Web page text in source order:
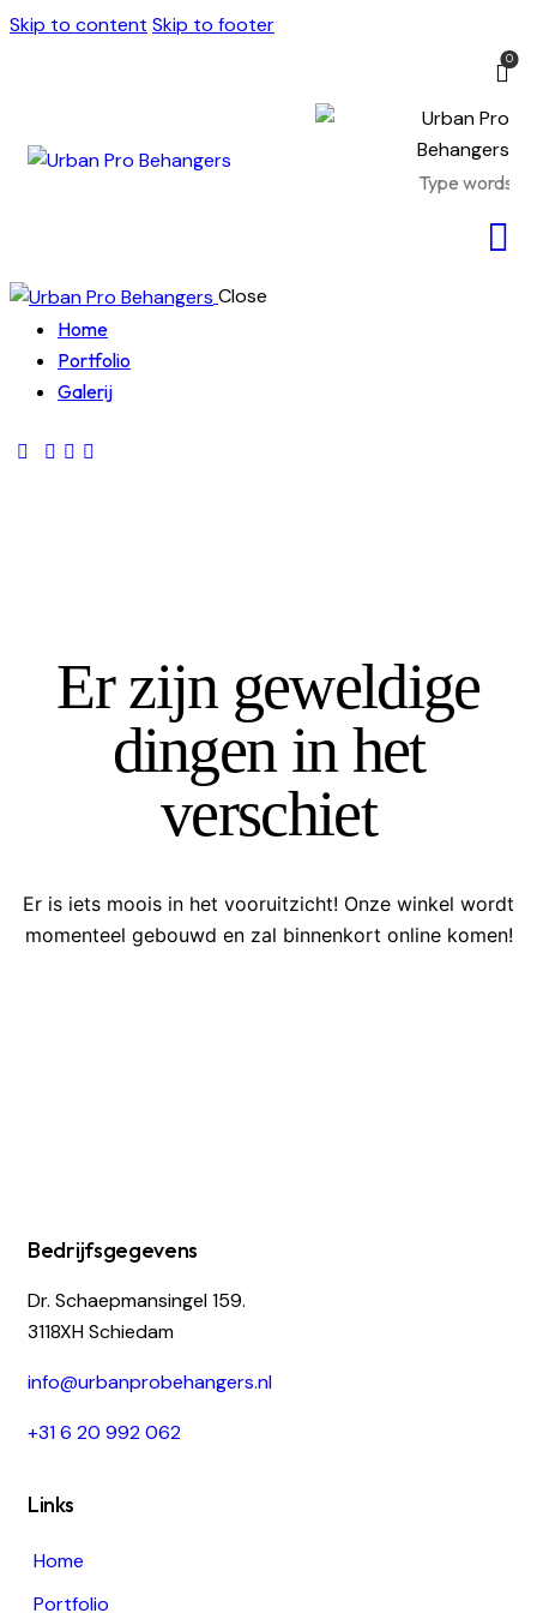
Skip to content Skip to footer
0
Close
Home
Portfolio
Galerij
Er zijn geweldige
dingen in het
verschiet
Er is iets moois in het vooruitzicht! Onze winkel wordt
momenteel gebouwd en zal binnenkort online komen!
Bedrijfsgegevens
Dr. Schaepmansingel 159.
3118XH Schiedam
info@urbanprobehangers.nl
+31 6 20 992 062
Links
Home
Portfolio